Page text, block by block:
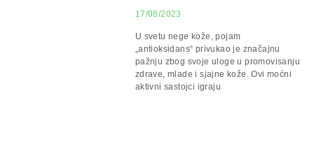
17/08/2023
U svetu nege kože, pojam
„antioksidans“ privukao je značajnu
pažnju zbog svoje uloge u promovisanju
zdrave, mlade i sjajne kože. Ovi moćni
aktivni sastojci igraju